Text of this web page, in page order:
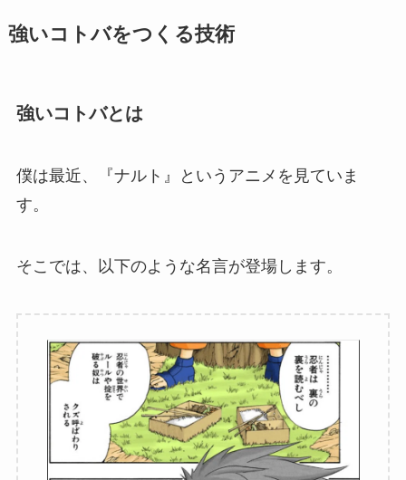
強いコトバをつくる技術
強いコトバとは
僕は最近、『ナルト』というアニメを見ていま
す。
そこでは、以下のような名言が登場します。